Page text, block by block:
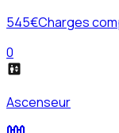
545€Charges
0
Ascenseur